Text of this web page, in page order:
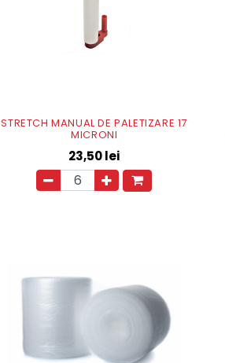
STRETCH MANUAL DE PALETIZARE 17
MICRONI
23,50lei